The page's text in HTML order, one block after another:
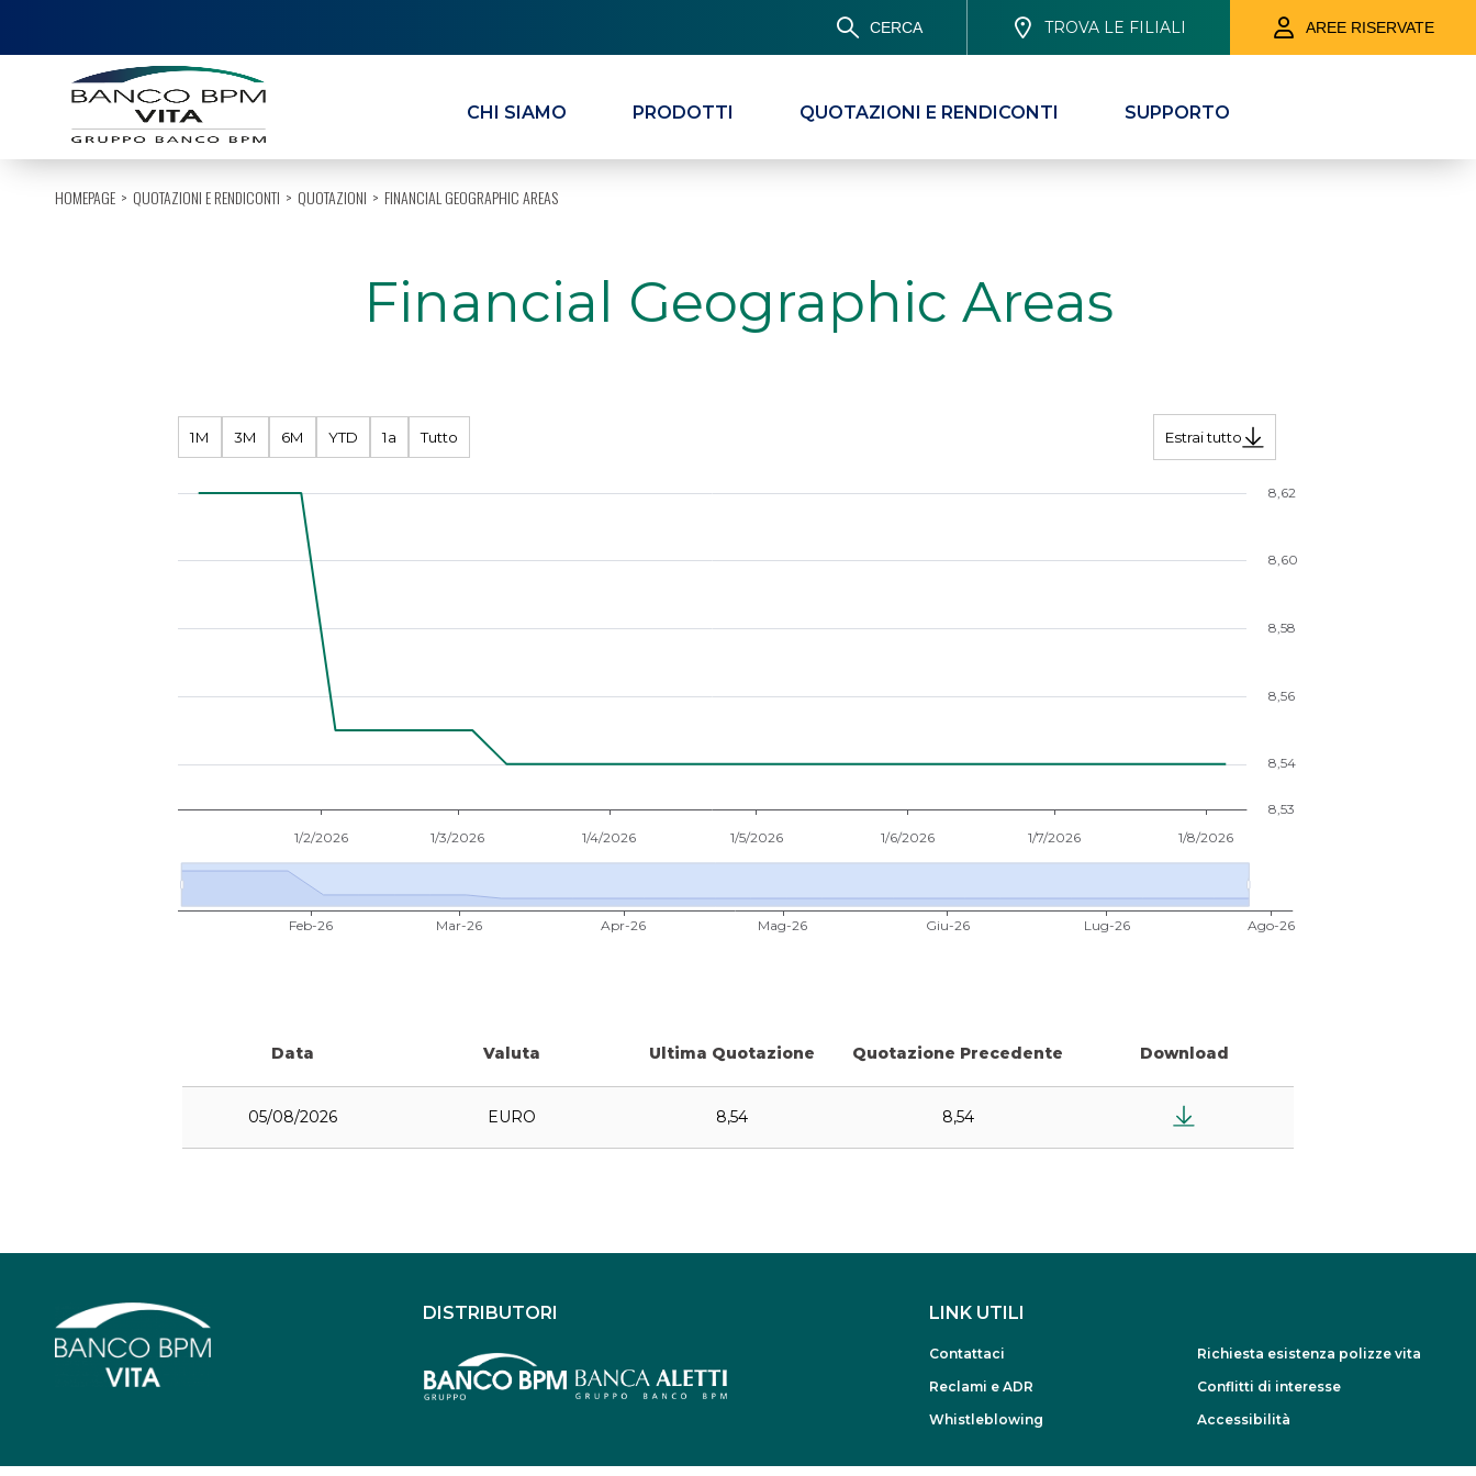
CERCA TROVA LE FILIALI AREE RISERVATE
CHI SIAMO PRODOTTI QUOTAZIONI E RENDICONTI SUPPORTO
HOMEPAGE QUOTAZIONI E RENDICONTI QUOTAZIONI FINANCIAL GEOGRAPHIC AREAS
Financial Geographic Areas
1M 3M 6M YTD 1a Tutto Estrai tutto
Data Valuta Ultima Quotazione Quotazione Precedente Download
05/08/2026 EURO 8,54 8,54
DISTRIBUTORI LINK UTILI
Contattaci
Reclami e ADR
Whistleblowing
Richiesta esistenza polizze vita
Conflitti di interesse
Accessibilità